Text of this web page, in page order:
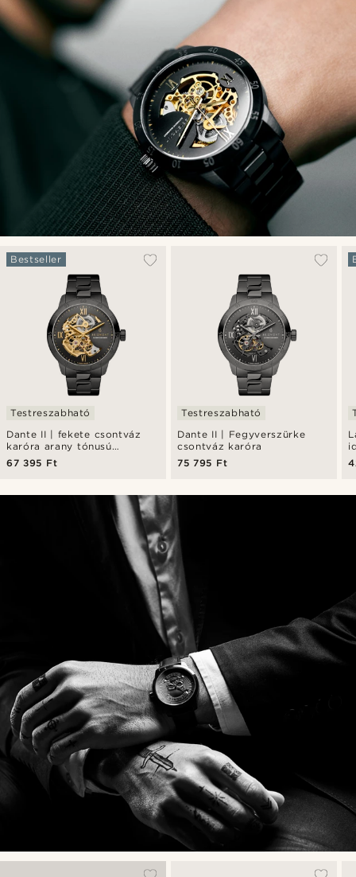
Dante II | fekete csontváz
karóra arany tónusú
óraművel
Bestseller
Testreszabható
67 395 Ft
Dante II | Fegyverszürke
csontváz karóra
Testreszabható
75 795 Ft